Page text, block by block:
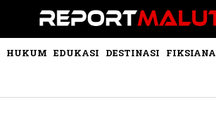
HUKUM EDUKASI DESTINASI FIKSIANA